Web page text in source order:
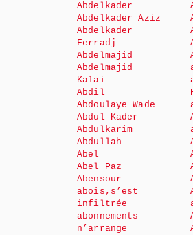
Abdelkader
Abdelkader Aziz
Abdelkader
Ferradj
Abdelmajid
Abdelmajid
Kalai
Abdil
Abdoulaye Wade
Abdul Kader
Abdulkarim
Abdullah
Abel
Abel Paz
Abensour
abois,s’est
infiltrée
abonnements
n’arrange